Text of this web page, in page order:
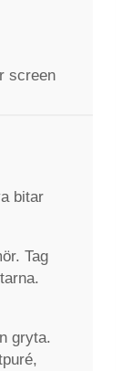
screen
bitar
Tag
gryta.